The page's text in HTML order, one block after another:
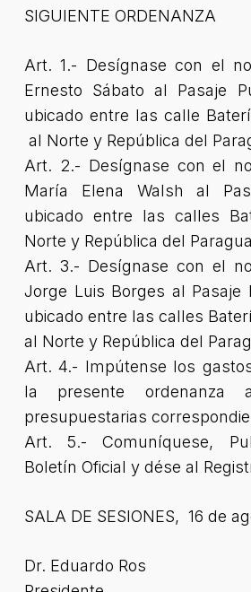
SIGUIENTE ORDENANZA
Art. 1.- Desígnase con el
Ernesto Sábato al Pasaje
ubicado entre las calle
al Norte y República del
Art. 2.- Desígnase con el
María Elena Walsh al
ubicado entre las calles
Norte y República del
Art. 3.- Desígnase con el
Jorge Luis Borges al Pasaje
ubicado entre las calles
al Norte y República del
Art. 4.- Impútense los
la presente ordenanza
presupuestarias
Art. 5.- Comuníquese,
Boletín Oficial y dése al
SALA DE SESIONES, 16 de
Dr. Eduardo Ros